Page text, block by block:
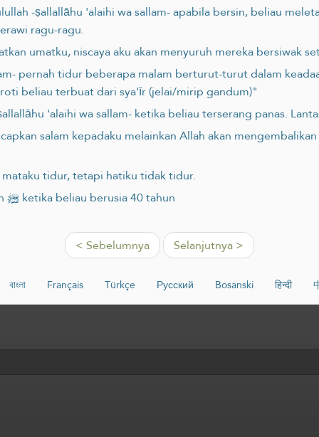
-ṣallallāhu 'alaihi wa sallam- apabila bersin, beliau
ragu-ragu.
umatku, niscaya aku akan menyuruh mereka bersiwak
pernah tidur beberapa malam berturut-turut dalam
beliau terbuat dari sya'īr (jelai/mirip gandum)"
'alaihi wa sallam- ketika beliau terserang panas.
salam kepadaku melainkan Allah akan
tidur, tetapi hatiku tidak tidur.
Hadis: Wahyu diturunkan kepada Rasulullah ﷺ ketika beliau berusia 40 tahun
< Sebelumnya Selanjutnya >
বাংলা Français Türkçe Русский Bosanski हिन्दी